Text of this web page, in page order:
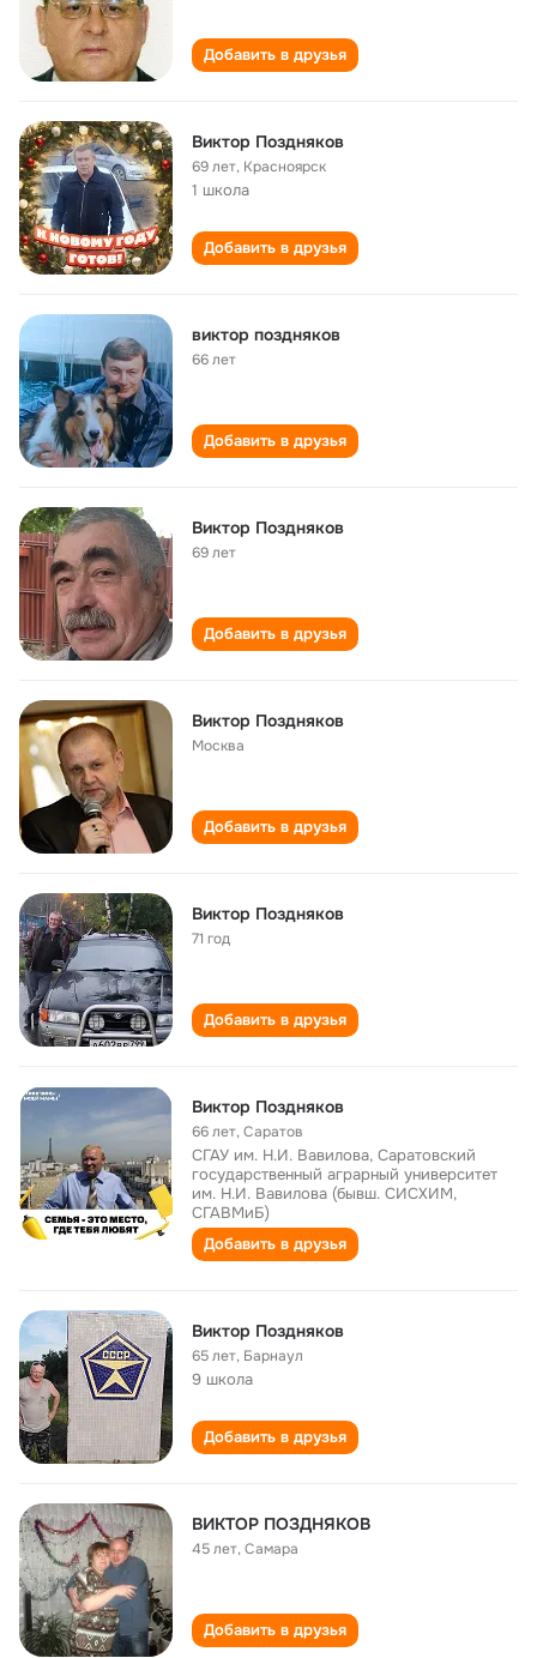
Добавить в друзья
Виктор Поздняков
69 лет, Красноярск
1 школа
Добавить в друзья
виктор поздняков
66 лет
Добавить в друзья
Виктор Поздняков
69 лет
Добавить в друзья
Виктор Поздняков
Москва
Добавить в друзья
Виктор Поздняков
71 год
Добавить в друзья
Виктор Поздняков
66 лет,Саратов
СГАУ им. Н.И. Вавилова, Саратовский
государственный аграрный университет
им. Н.И. Вавилова (бывш. СИСХИМ,
СГАВМиБ)
Добавить в друзья
Виктор Поздняков
65 лет, Барнаул
9 школа
Добавить в друзья
ВИКТОР ПОЗДНЯКОВ
45 лет,Самара
Добавить в друзья